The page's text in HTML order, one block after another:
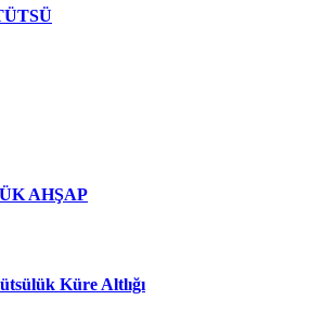
AHŞAP
Küre Altlığı